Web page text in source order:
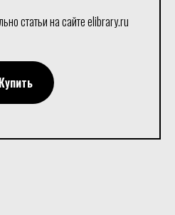
статьи на сайте elibrary.ru
Купить